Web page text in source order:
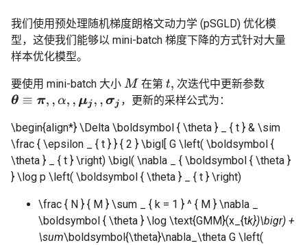
我们使用预处理随机梯度朗格文动力学 (pSGLD) 优化模
型，这使我们能够以 mini-batch 梯度下降的方式针对大量
样本优化模型。
要使用 mini-batch 大小 M 在第 t, 次迭代中更新参数
θ≡π, α,,μ , σj ，更新的采样公式为：
\begin{align*} \Delta \boldsymbol { \theta } _ { t } & \sim
\frac { \epsilon _ { t } } { 2 } \bigl[ G \left( \boldsymbol {
\theta } _ { t } \right) \bigl( \nabla _ { \boldsymbol { \theta }
} \log p \left( \boldsymbol { \theta } _ { t } \right)
\frac { N } { M } \sum _ { k = 1 } ^ { M } \nabla _
\boldsymbol { \theta } \log \text{GMM}(x_{tk})\bigr) +
\sum\boldsymbol{\theta}\nabla_\theta G \left(